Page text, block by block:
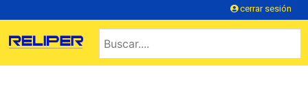
cerrar sesión